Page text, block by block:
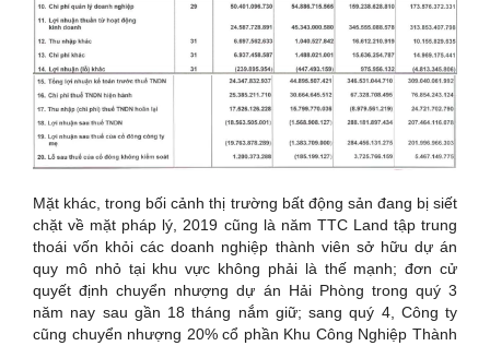
Mặt khác, trong bối cảnh thị trường bất động sản đang bị siết
chặt về mặt pháp lý, 2019 cũng là năm TTC Land tập trung
thoái vốn khỏi các doanh nghiệp thành viên sở hữu dự án
quy mô nhỏ tại khu vực không phải là thế mạnh; đơn cử
quyết định chuyển nhượng dự án Hải Phòng trong quý 3
năm nay sau gần 18 tháng nắm giữ; sang quý 4, Công ty
cũng chuyển nhượng 20% cổ phần Khu Công Nghiệp Thành